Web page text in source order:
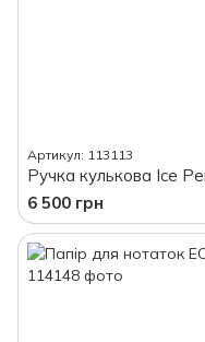
Артикул: 113113
6 500 грн